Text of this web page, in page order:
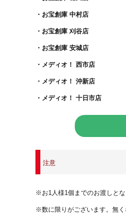
・お宝創庫 中村店
・お宝創庫 刈谷店
・お宝創庫 安城店
・メディオ！ 西市店
・メディオ！ 沖新店
・メディオ！ 十日市店
注意
※お1人様1個までのお渡しとな
※数に限りがございます。無く